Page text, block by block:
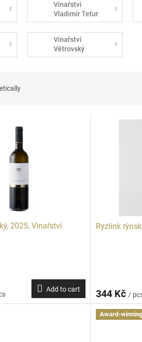
Vinařství
Vladimír Tetur
Vinařství
Větrovský
2025, Vinařství
Add to cart
Ryzlink
344 Kč /
Award-winning